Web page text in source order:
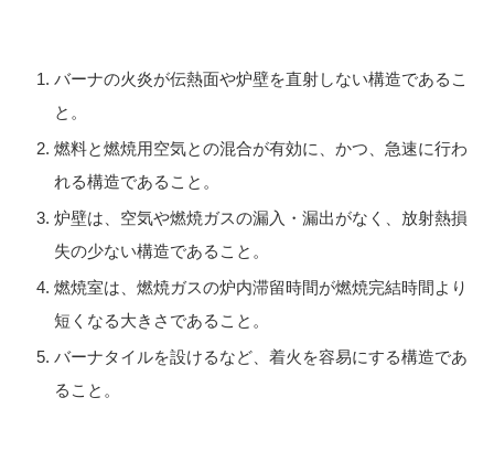
バーナの火炎が伝熱面や炉壁を直射しない構造であるこ
と。
燃料と燃焼用空気との混合が有効に、かつ、急速に行わ
れる構造であること。
炉壁は、空気や燃焼ガスの漏入・漏出がなく、放射熱損
失の少ない構造であること。
燃焼室は、燃焼ガスの炉内滞留時間が燃焼完結時間より
短くなる大きさであること。
バーナタイルを設けるなど、着火を容易にする構造であ
ること。